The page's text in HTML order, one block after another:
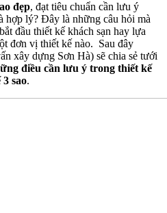
đẹp, đạt tiêu chuẩn cần lưu ý
hợp lý? Đây là những câu hỏi mà
đầu thiết kế khách sạn hay lựa
đơn vị thiết kế nào. Sau đây
xây dựng Sơn Hà) sẽ chia sẻ tưới
điều cần lưu ý trong thiết kế
sao.